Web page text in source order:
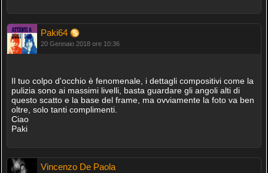
Paki64
20 Gennaio 2018 ore 10:36
Il tuo colpo d'occhio è fenomenale, i dettagli compositivi come la
pulizia sono ai massimi livelli, basta guardare gli angoli alti di
questo scatto e la base del frame, ma ovviamente la foto va ben
oltre, solo tanti complimenti.
Ciao
Paki
Vincenzo De Paola